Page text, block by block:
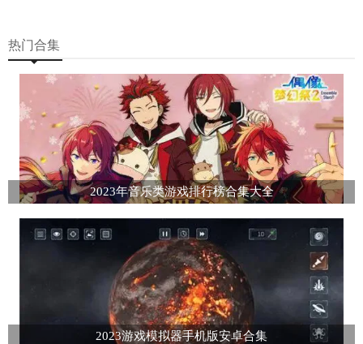
热门合集
2023年音乐类游戏排行榜合集大全
2023游戏模拟器手机版安卓合集